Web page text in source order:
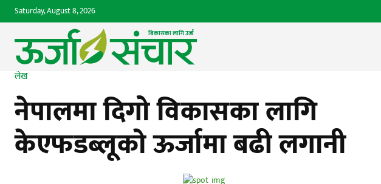
Saturday, August 8, 2026
बिकासका लागि उर्जा
लेख
नेपालमा दिगो विकासका लागि
केएफडब्लूकाे ऊर्जामा बढी लगानी